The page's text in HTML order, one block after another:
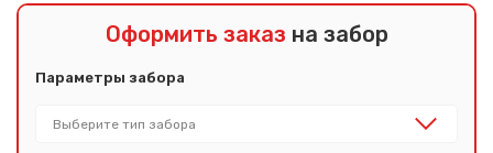
Оформить заказ на забор
Параметры забора